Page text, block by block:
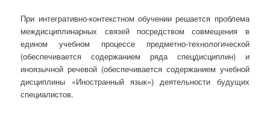
При интегративно-контекстном обучении решается проблема
междисциплинарных связей посредством совмещения в
едином учебном процессе предметно-технологической
(обеспечивается содержанием ряда спецдисциплин) и
иноязычной речевой (обеспечивается содержанием учебной
дисциплины «Иностранный язык») деятельности будущих
специалистов.